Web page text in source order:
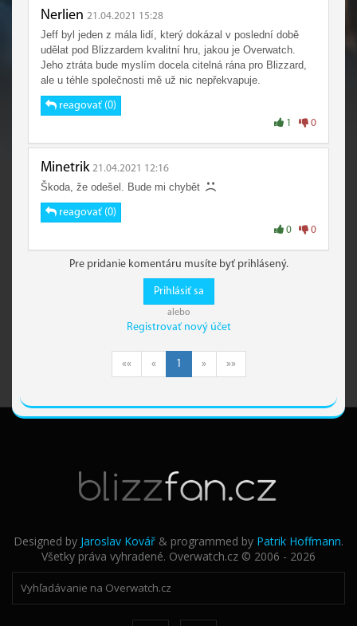
Nerlien 21.04.2021 15:28
Jeff byl jeden z mála lidí, který dokázal v poslední době
udělat pod Blizzardem kvalitní hru, jakou je Overwatch.
Jeho ztráta bude myslím docela citelná rána pro Blizzard,
ale u téhle společnosti mě už nic nepřekvapuje.
reagovať (0)
1 0
Minetrik 21.04.2021 12:16
Škoda, že odešel. Bude mi chybět
reagovať (0)
0 0
Pre pridanie komentáru musíte byť prihlásený.
Prihlásiť sa
alebo
Registrovať nový účet
«« « 1 » »»
Designed by Jaroslav Kovář & programmed by Patrik Hoffmann.
Všetky práva vyhradené. Overwatch.cz © 2006 - 2026